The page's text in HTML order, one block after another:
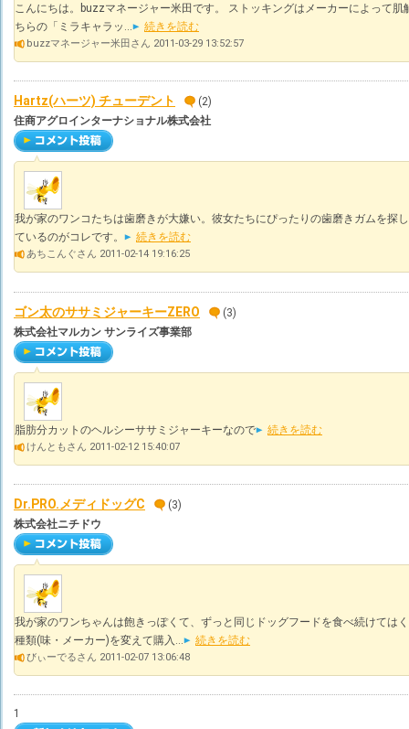
こんにちは。buzzマネージャー米田です。 ストッキングはメーカーによって
ちらの「ミラキャラッ...
続きを読む
buzzマネージャー米田さん 2011-03-29 13:52:57
Hartz(ハーツ) チューデント
(2)
住商アグロインターナショナル株式会社
我が家のワンコたちは歯磨きが大嫌い。彼女たちにぴったりの歯磨きガムを探
ているのがコレです。
続きを読む
あちこんぐさん 2011-02-14 19:16:25
ゴン太のササミジャーキーZERO
(3)
株式会社マルカン サンライズ事業部
脂肪分カットのヘルシーササミジャーキーなので 続きを読む
けんともさん 2011-02-12 15:40:07
Dr.PRO.メディドッグC
(3)
株式会社ニチドウ
我が家のワンちゃんは飽きっぽくて、ずっと同じドッグフードを食べ続けては
種類(味・メーカー)を変えて購入...
続きを読む
びぃーでるさん 2011-02-07 13:06:48
1